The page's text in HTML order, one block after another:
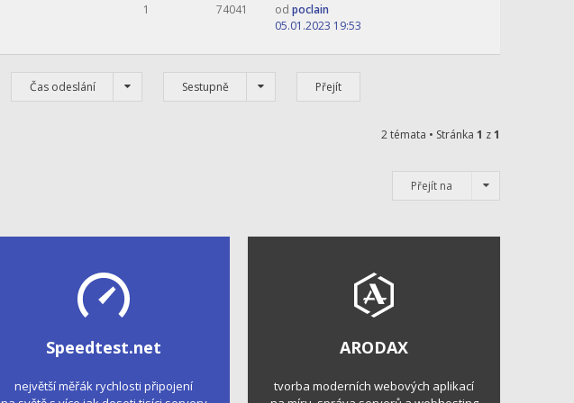
1 74041 od poclain
05.01.2023 19:53
Čas odeslání Sestupně
2 témata • Stránka 1 z1
Přejít na
Speedtest.net
největší měřák rychlosti připojení
ARODAX
tvorba moderních webových aplikací